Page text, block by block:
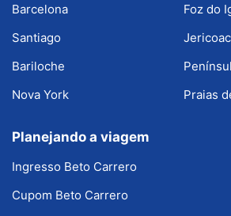
Barcelona
Santiago
Bariloche
Nova York
Foz do
Praias
Planejando a viagem
Ingresso Beto Carrero
Cupom Beto Carrero